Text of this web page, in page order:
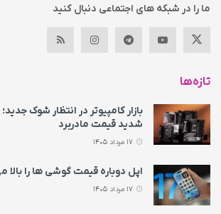
ما را در شبکه های اجتماعی دنبال کنید
تازه‌ها
بازار کامپیوتر در انتظار شوک
شدید قیمت مادربرد
اپل دوباره قیمت‌ گوشی ها را بالا